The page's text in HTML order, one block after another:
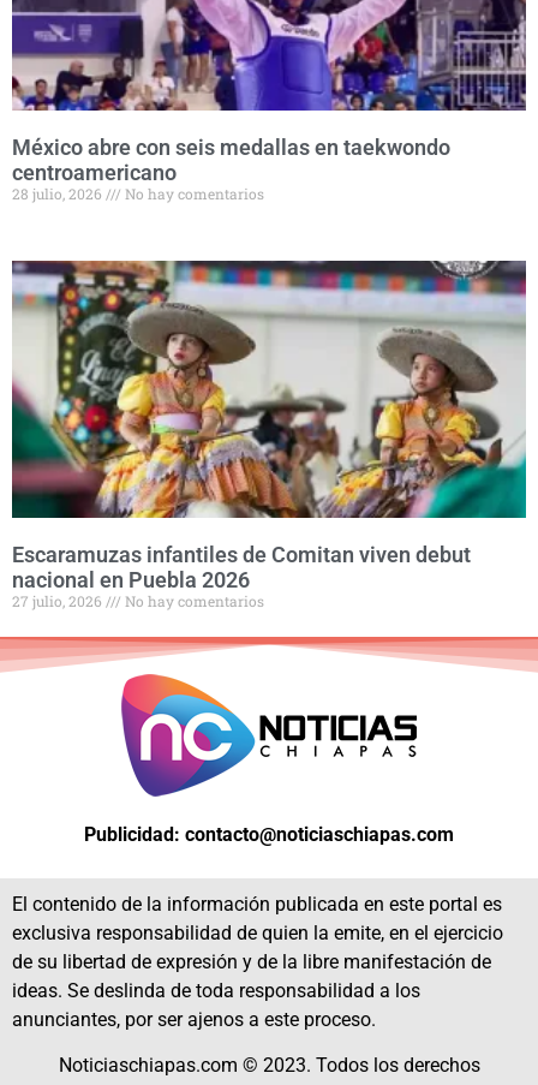
México abre con seis medallas en taekwondo
centroamericano
28 julio, 2026 No hay comentarios
Escaramuzas infantiles de Comitan viven debut
nacional en Puebla 2026
27 julio, 2026 No hay comentarios
Publicidad: contacto@noticiaschiapas.com
El contenido de la información publicada en este portal es
exclusiva responsabilidad de quien la emite, en el ejercicio
de su libertad de expresión y de la libre manifestación de
ideas. Se deslinda de toda responsabilidad a los
anunciantes, por ser ajenos a este proceso.
Noticiaschiapas.com © 2023. Todos los derechos